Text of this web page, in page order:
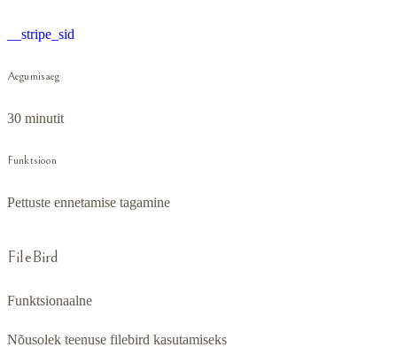
__stripe_sid
Aegumisaeg
30 minutit
Funktsioon
Pettuste ennetamise tagamine
FileBird
Funktsionaalne
Nõusolek teenuse filebird kasutamiseks